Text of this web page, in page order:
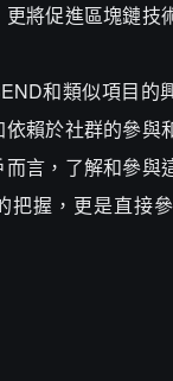
將促進區塊鏈技
和類似項目的
賴於社群的參與
言，了解和參與
把握，更是直接